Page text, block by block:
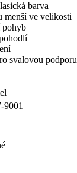
barva
menší ve velikosti
pohyb
svalovou podporu
9001